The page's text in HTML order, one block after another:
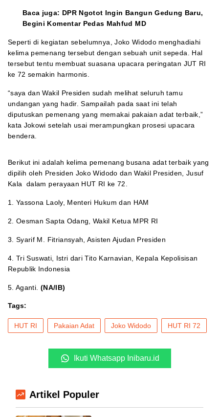
Baca juga: DPR Ngotot Ingin Bangun Gedung Baru,
Begini Komentar Pedas Mahfud MD
Seperti di kegiatan sebelumnya, Joko Widodo menghadiahi
kelima pemenang tersebut dengan sebuah unit sepeda. Hal
tersebut tentu membuat suasana upacara peringatan JUT RI
ke 72 semakin harmonis.
“saya dan Wakil Presiden sudah melihat seluruh tamu
undangan yang hadir. Sampailah pada saat ini telah
diputuskan pemenang yang memakai pakaian adat terbaik,”
kata Jokowi setelah usai merampungkan prosesi upacara
bendera.
Berikut ini adalah kelima pemenang busana adat terbaik yang
dipilih oleh Presiden Joko Widodo dan Wakil Presiden, Jusuf
Kala dalam perayaan HUT RI ke 72.
1. Yassona Laoly, Menteri Hukum dan HAM
2. Oesman Sapta Odang, Wakil Ketua MPR RI
3. Syarif M. Fitriansyah, Asisten Ajudan Presiden
4. Tri Suswati, Istri dari Tito Karnavian, Kepala Kepolisisan
Republik Indonesia
5. Aganti. (NA/IB)
Tags:
HUT RI Pakaian Adat Joko Widodo HUT RI 72
Ikuti Whatsapp Inibaru.id
Artikel Populer